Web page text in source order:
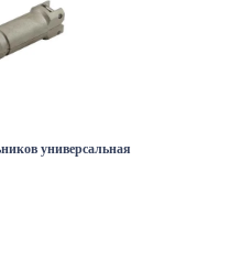
универсальная